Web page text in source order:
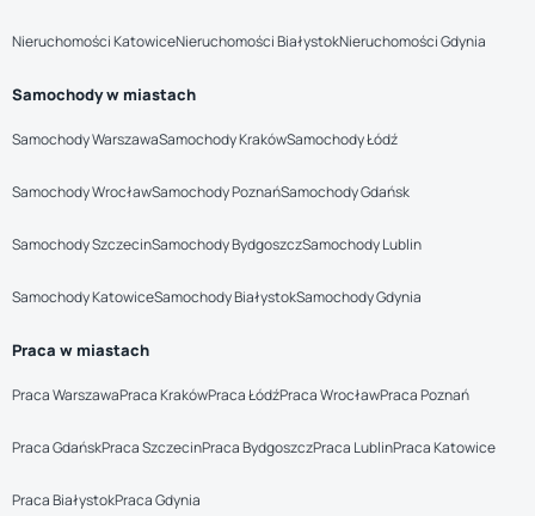
Nieruchomości KatowiceNieruchomości BiałystokNieruchomości Gdynia
Samochody w miastach
Samochody WarszawaSamochody KrakówSamochody Łódź
Samochody WrocławSamochody PoznańSamochody Gdańsk
Samochody SzczecinSamochody BydgoszczSamochody Lublin
Samochody KatowiceSamochody BiałystokSamochody Gdynia
Praca w miastach
Praca WarszawaPraca KrakówPraca ŁódźPraca WrocławPraca Poznań
Praca GdańskPraca SzczecinPraca BydgoszczPraca LublinPraca Katowice
Praca BiałystokPraca Gdynia